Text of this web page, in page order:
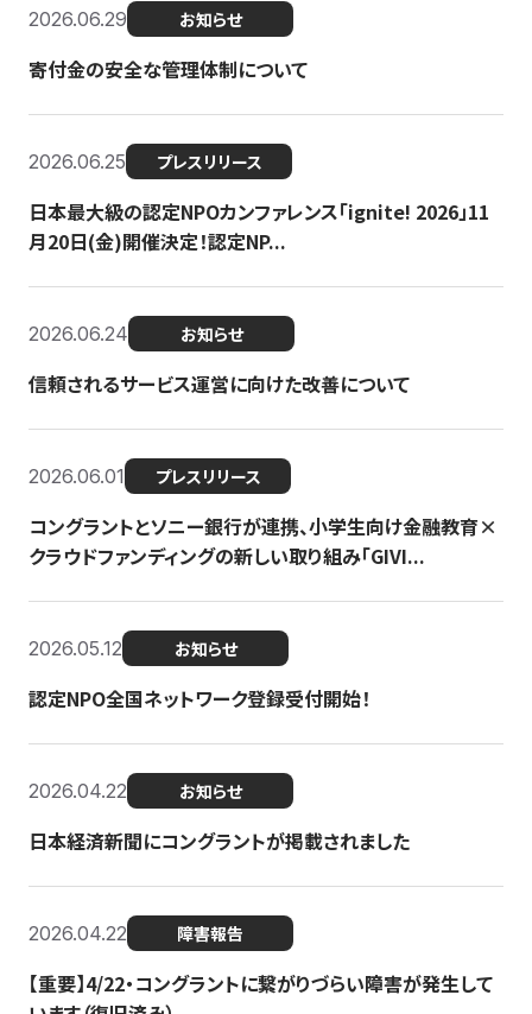
2026.06.29 お知らせ
寄付金の安全な管理体制について
2026.06.25 プレスリリース
日本最大級の認定NPOカンファレンス「ignite! 2026」11
月20日(金)開催決定！認定NP...
2026.06.24 お知らせ
信頼されるサービス運営に向けた改善について
2026.06.01 プレスリリース
コングラントとソニー銀行が連携、小学生向け金融教育×
クラウドファンディングの新しい取り組み「GIVI...
2026.05.12 お知らせ
認定NPO全国ネットワーク登録受付開始！
2026.04.22 お知らせ
日本経済新聞にコングラントが掲載されました
2026.04.22 障害報告
【重要】4/22・コングラントに繋がりづらい障害が発生して